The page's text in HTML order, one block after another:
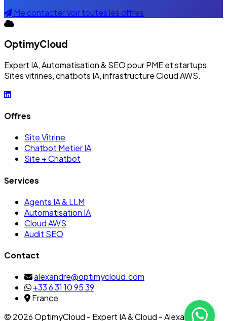
Me contacterVoir toutes les offres
OptimyCloud
Expert IA, Automatisation & SEO pour PME et startups.
Sites vitrines, chatbots IA, infrastructure Cloud AWS.
Offres
Site Vitrine
Chatbot Metier IA
Site + Chatbot
Services
Agents IA & LLM
Automatisation IA
Cloud AWS
Audit SEO
Contact
alexandre@optimycloud.com
+33 6 31 10 95 39
France
© 2026 OptimyCloud - Expert IA & Cloud - Alexandre